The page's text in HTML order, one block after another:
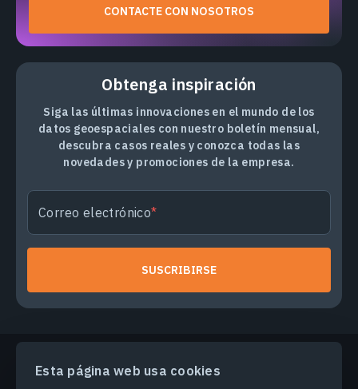
Esta página web usa cookies
CONTACTE CON NOSOTROS
Obtenga inspiración
Siga las últimas innovaciones en el mundo de los
datos geoespaciales con nuestro boletín mensual,
descubra casos reales y conozca todas las
novedades y promociones de la empresa.
Correo electrónico
SUSCRIBIRSE